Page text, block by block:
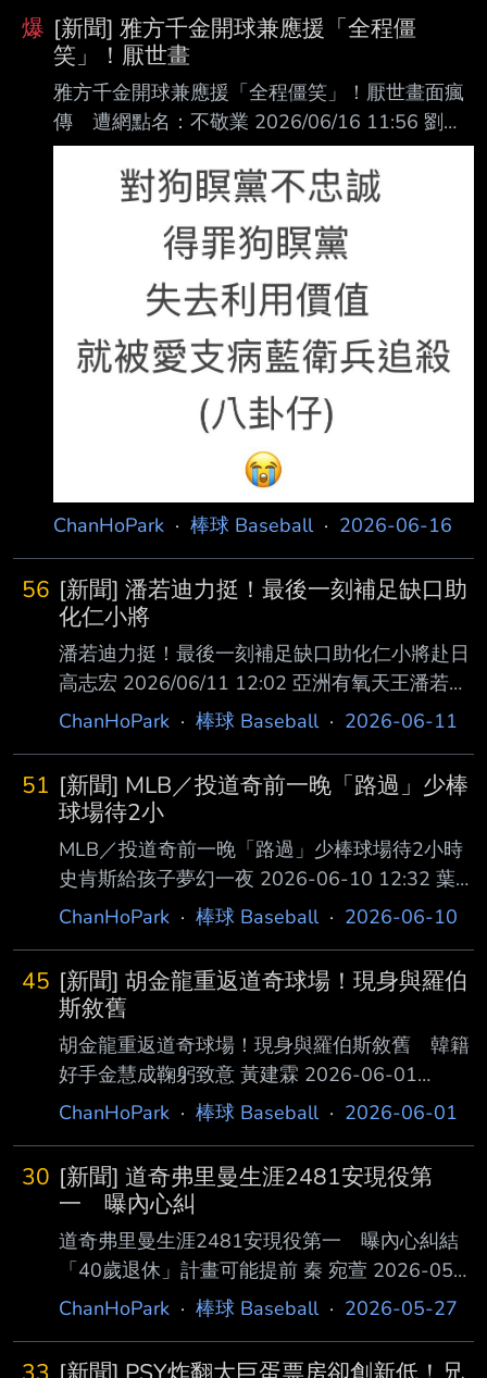
與Austin Dean並列韓國職棒首位，但金倒永已
經宣告放棄競爭今年全壘打王，原因是他要去打
名古 屋亞運，「冠軍，只想著冠軍。」 金倒永
2024年單季38轟、40盜勇奪KBO年度MVP，去
年受到大腿後肌受傷只打30場，本季至 今出賽
71場擊出20轟、攻擊指數.944，這名22歲強打
在世界棒球12強賽與今年世界棒
爆 [新聞] 雅方千金開球兼應援「全程僵
笑」！厭世畫
雅方千金開球兼應援「全程僵笑」！厭世畫面瘋
傳 遭網點名：不敬業 2026/06/16 11:56 劉詩
婕 有「真人版18號」之稱的雅方食品千金林暄
穎，上週末受邀現身中華職棒味全龍天母主場 ，
不僅擔任開球嘉賓，還與啦啦隊Dragon
Beauties小龍女一同參與場邊應援，不過相關 畫
面曝光後，引發網友熱議。部分球迷認為她在應
援時動作略顯生澀，表情也帶著幾分冷 酷感，與
鮮明對比，讓外界對她的表現出 現兩極評價。
ChanHoPark · 棒球 Baseball· 2026-06-16
56 [新聞] 潘若迪力挺！最後一刻補足缺口助
化仁小將
潘若迪力挺！最後一刻補足缺口助化仁小將赴日
高志宏 2026/06/11 12:02 亞洲有氧天王潘若迪
與各界跨界力挺，在最後一刻補足缺口，助花蓮
受邀前往大谷翔平的故鄉——日本岩手縣盛岡市
參加「名鐵盃國 際棒球邀請賽」，面對110萬元
的龐大赴日經費，一度面臨40萬元的資源斷層。
所幸在最 後關頭，潘若迪老師熱血牽線「賀眾
牌」捐贈30萬元，本人更自掏腰包10萬元，以
關鍵力 量補足最後一刻的經費缺口。 這場圓夢
計畫充滿基層溫情，除了選手家長自籌、學校同
仁樂捐、甚至有學生
ChanHoPark · 棒球 Baseball· 2026-06-11
51 [新聞] MLB／投道奇前一晚「路過」少棒
球場待2小
MLB／投道奇前一晚「路過」少棒球場待2小時
史肯斯給孩子夢幻一夜 2026-06-10 12:32 葉
姵妤 海盜隊王牌投手史肯斯（Paul Skenes）今
、送出7次三振，無關勝敗；而在登板的前一
晚，史肯斯是在少棒球場所度過，因為不經 意
的「路過」，為匹茲堡少棒孩子們送上難忘的一
夜。 史肯斯昨晚剛過七點時，開車在高速公路
上，途中看到Ingomar Franklin Park Little
League所使用的球場Vestal Field燈還亮著，臨
時決定前往球
ChanHoPark · 棒球 Baseball· 2026-06-10
45 [新聞] 胡金龍重返道奇球場！現身與羅伯
斯敘舊
胡金龍重返道奇球場！現身與羅伯斯敘舊 韓籍
好手金慧成鞠躬致意 黃建霖 2026-06-01
10:48:01 前台灣旅美職棒好手、剛於2025年球
人社 群媒體上驚喜轉發了一段前往美國職棒洛
杉磯道奇隊主場的影片。畫面中胡金龍與現任總
教練羅伯斯（Dave Roberts）相談甚歡，而道奇
隊韓籍野手金慧成也主動過來和前輩打招 呼，
展現禮貌和尊重。 道奇傳奇敘舊 羅伯斯親切
互動 胡金龍2003年被洛杉磯道奇隊隊簽下，曾
在2007年至2010年期間升上大聯盟，，是台灣
史
ChanHoPark · 棒球 Baseball· 2026-06-01
30 [新聞] 道奇弗里曼生涯2481安現役第
一 曝內心糾
道奇弗里曼生涯2481安現役第一 曝內心糾結
「40歲退休」計畫可能提前 秦 宛萱 2026-05-
27 洛杉磯道奇隊一壘手弗里曼（Freddie
最 受尊敬的打者之一。原本將「打到40歲」與
ChanHoPark · 棒球 Baseball· 2026-05-27